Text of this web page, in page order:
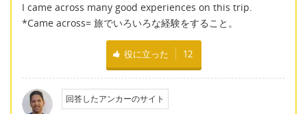
I came across many good experiences on this trip.
*Came across= 旅でいろいろな経験をすること。
役に立った 12
回答したアンカーのサイト